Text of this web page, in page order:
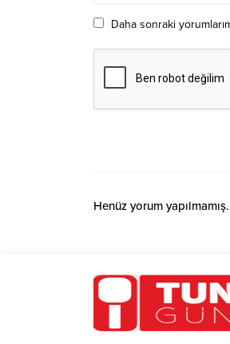
Daha sonraki
Henüz yorum